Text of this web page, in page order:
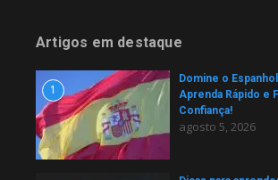
Artigos em destaque
1
Domine o
Aprenda Rápido e
Confiança!
agosto 5, 2026